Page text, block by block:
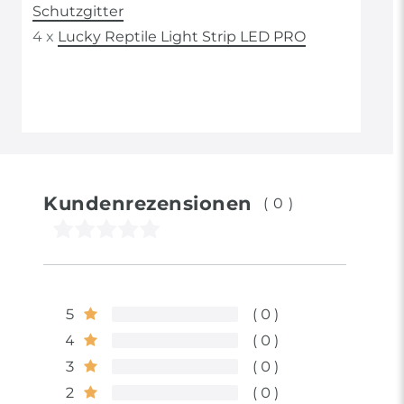
Schutzgitter
4 x Lucky Reptile Light Strip LED PRO
Kundenrezensionen (0)
5
0
4
0
3
0
2
0